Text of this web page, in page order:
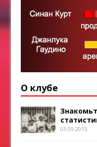
О клубе
03.09.2015